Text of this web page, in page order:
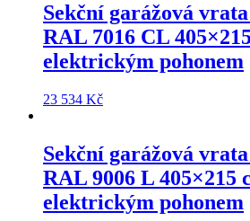
Sekční garážová vrata
RAL 7016 CL
elektrickým pohonem
23 534 Kč
Sekční garážová vrata
RAL 9006 L 405×215
elektrickým pohonem